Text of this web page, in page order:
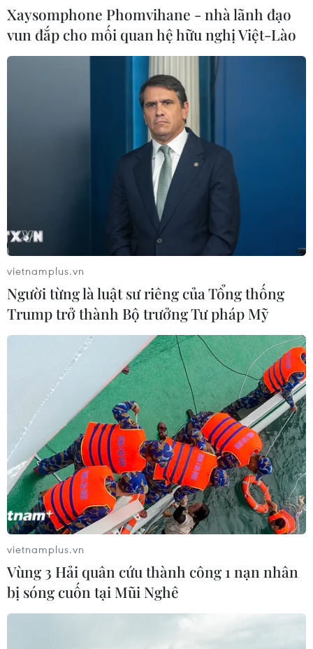
Xaysomphone Phomvihane - nhà lãnh đạo
vun đắp cho mối quan hệ hữu nghị Việt-Lào
vietnamplus.vn
Người từng là luật sư riêng của Tổng thống
Trump trở thành Bộ trưởng Tư pháp Mỹ
vietnamplus.vn
Vùng 3 Hải quân cứu thành công 1 nạn nhân
bị sóng cuốn tại Mũi Nghê